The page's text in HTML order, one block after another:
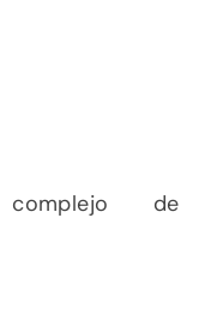
complejo de